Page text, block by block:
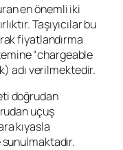
en önemli iki
Taşıyıcılar bu
fiyatlandırma
“chargeable
adı verilmektedir.
doğrudan
uçuş
kıyasla